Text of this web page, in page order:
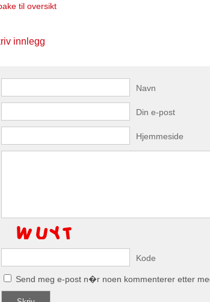
til oversikt
innlegg
Navn
Din e-post
Hjemmeside
Kode
Send meg e-post n�r noen kommenterer etter